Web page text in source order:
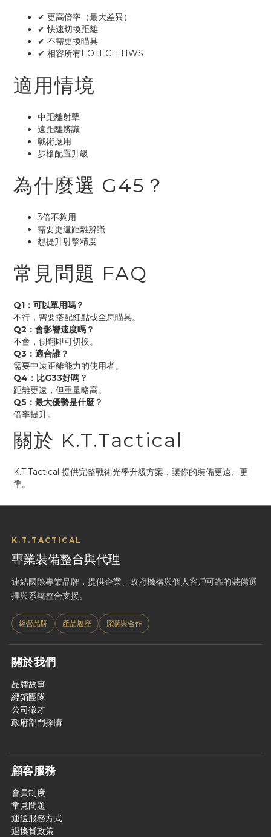
✔ 更高倍率（最大差異）
✔ 快速切換距離
✔ 不需更換瞄具
✔ 相容所有EOTECH HWS
適用情境
中距離射擊
遠距離辨識
戰術應用
步槍配置升級
為什麼選 G45？
3倍不夠用
需要更遠距離辨識
想提升射擊精度
常見問題 FAQ
Q1：可以單用嗎？
不行，需要搭配紅點或全息瞄具。
Q2：會影響速度嗎？
不會，側翻即可切換。
Q3：適合誰？
需要中遠距離能力的使用者。
Q4：比G33好嗎？
距離更遠，但重量略高。
Q5：最大優勢是什麼？
倍率提升。
關於 K.T.Tactical
K.T.Tactical 提供完整戰術光學升級方案，讓你的裝備更遠、更
準。
K.T.TACTICAL
專業裝備整合與代理
連結國際專業品牌，提供企業、政府機構與個人客戶可靠的裝備選
擇與系統整合支援。
經營品牌 產品履歷 採購與合作
關於我們
品牌故事
經銷團隊
公司徵才
政府部門採購
顧客服務
會員制度
常見問題
運送服務方式
退換貨政策